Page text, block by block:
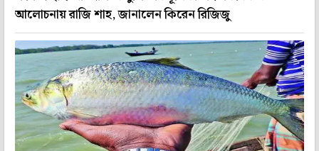
আলোচনায় রাজি শাহ, জানালেন কিরেন রিজিজু